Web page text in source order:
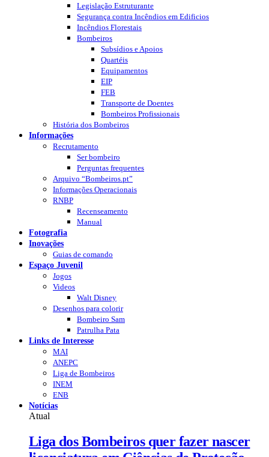
Legislação Estruturante
Segurança contra Incêndios em Edificios
Incêndios Florestais
Bombeiros
Subsídios e Apoios
Quartéis
Equipamentos
EIP
FEB
Transporte de Doentes
Bombeiros Profissionais
História dos Bombeiros
Informações
Recrutamento
Ser bombeiro
Perguntas frequentes
Arquivo “Bombeiros.pt”
Informações Operacionais
RNBP
Recenseamento
Manual
Fotografia
Inovações
Guias de comando
Espaço Juvenil
Jogos
Videos
Walt Disney
Desenhos para colorir
Bombeiro Sam
Patrulha Pata
Links de Interesse
MAI
ANEPC
Liga de Bombeiros
INEM
ENB
Notícias
Atual
Liga dos Bombeiros quer fazer nascer